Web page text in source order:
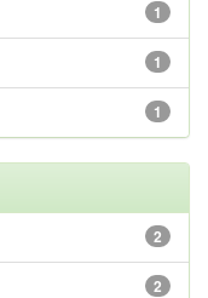
1
1
1
2
2